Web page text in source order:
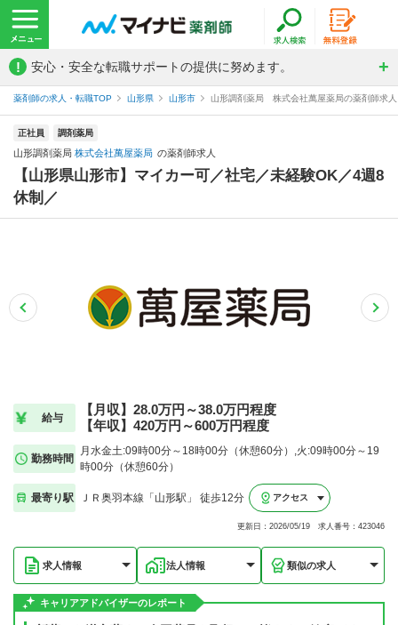
! 安心・安全な転職サポートの提供に努めます。
薬剤師の求人・転職TOP 山形県 山形市 山形調剤薬局 株式会社萬屋薬局の薬剤師求人
正社員 調剤薬局
山形調剤薬局 株式会社萬屋薬局 の薬剤師求人
【山形県山形市】マイカー可／社宅／未経験OK／4週8
休制／
給与
【月収】28.0万円～38.0万円程度
【年収】420万円～600万円程度
勤務時間
月水金土:09時00分～18時00分（休憩60分）,火:09時00分～19
時00分（休憩60分）
最寄り駅 ＪＲ奥羽本線「山形駅」 徒歩12分 アクセス
更新日：2026/05/19 求人番号：423046
求人情報 法人情報 類似の求人
キャリアアドバイザーのレポート